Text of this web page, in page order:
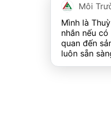
Môi
Mình là
nhắn nếu
quan đến
luôn sẵn